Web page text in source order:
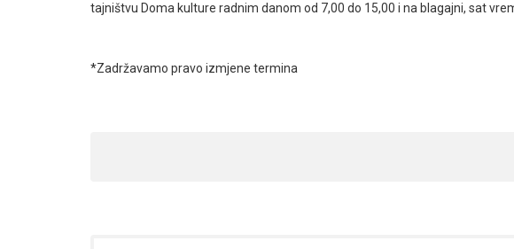
tajništvu Doma kulture radnim danom od 7,00 do 15,00 i na blagajni, sat
*Zadržavamo pravo izmjene termina